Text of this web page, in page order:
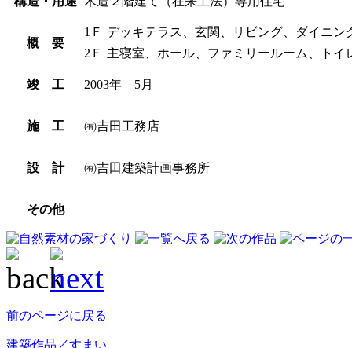
概 要
1Ｆ デッキテラス、玄関、リビング、ダイニ
2Ｆ 主寝室、ホール、ファミリールーム、トイ
竣 工 2003年 5月
施 工 ㈲吉田工務店
設 計 ㈲吉田建築計画事務所
その他
前のページに戻る
建築作品／すまい